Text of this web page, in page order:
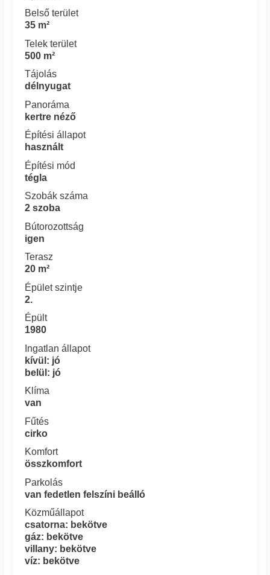
Belső terület
35 m²
Telek terület
500 m²
Tájolás
délnyugat
Panoráma
kertre néző
Építési állapot
használt
Építési mód
tégla
Szobák száma
2 szoba
Bútorozottság
igen
Terasz
20 m²
Épület szintje
2.
Épült
1980
Ingatlan állapot
kívül: jó
belül: jó
Klíma
van
Fűtés
cirko
Komfort
összkomfort
Parkolás
van fedetlen felszíni beálló
Közműállapot
csatorna: bekötve
gáz: bekötve
villany: bekötve
víz: bekötve